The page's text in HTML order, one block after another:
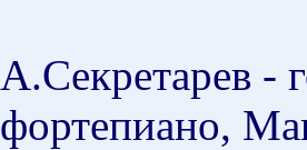
А.Секретарев -
фортепиано,